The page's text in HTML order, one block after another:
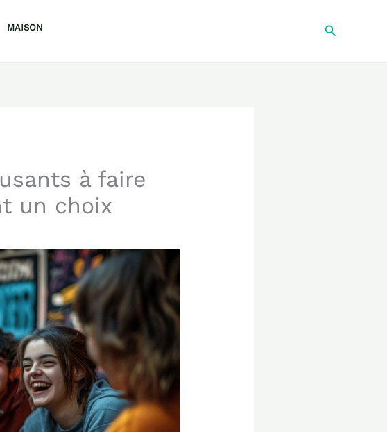
MAISON
à faire
un choix